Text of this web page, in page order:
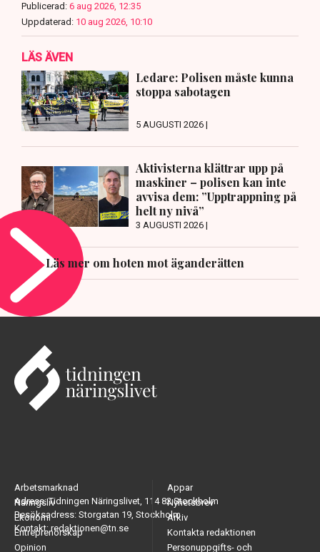
Publicerad: 6 aug 2026, 12:35
Uppdaterad: 10 aug 2026, 10:10
LÄS ÄVEN
Ledare: Polisen måste kunna
stoppa sabotagen
5 AUGUSTI 2026 |
Aktivisterna klättrar upp på
maskiner – polisen kan inte
avvisa dem: ”Upptrappning på
helt ny nivå”
3 AUGUSTI 2026 |
Läs mer om hoten mot äganderätten
Adress: Tidningen Näringslivet, 114 82 Stockholm
Besöksadress: Storgatan 19, Stockholm
Kontakt: redaktionen@tn.se
Arbetsmarknad
Näringsliv
Ekonomi
Entreprenörskap
Opinion
Appar
Nyhetsbrev
Arkiv
Kontakta redaktionen
Personuppgifts- och